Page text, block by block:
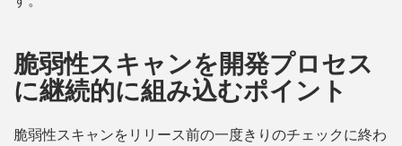
脆弱性スキャンを開発プロセス
に継続的に組み込むポイント
脆弱性スキャンをリリース前の一度きりのチェックに終わ